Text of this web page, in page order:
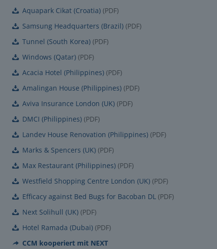
Aquapark Cikat (Croatia) (PDF)
Samsung Headquarters (Brazil) (PDF)
Tunnel (South Korea) (PDF)
Windows (Qatar) (PDF)
Acacia Hotel (Philippines) (PDF)
Amalingan House (Philippines) (PDF)
Aviva Insurance London (UK) (PDF)
DMCI (Philippines) (PDF)
Landev House Renovation (Philippines) (PDF)
Marks & Spencers (UK) (PDF)
Max Restaurant (Philippines) (PDF)
Westfield Shopping Centre London (UK) (PDF)
Efficacy against Bed Bugs for Bacoban DL (PDF)
Next Solihull (UK) (PDF)
Hotel Ramada (Dubai) (PDF)
CCM kooperiert mit NEXT